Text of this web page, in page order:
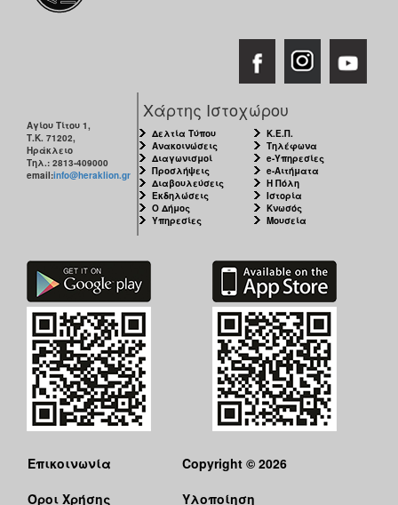
Αγίου Τίτου 1,
Τ.Κ. 71202,
Ηράκλειο
Τηλ.: 2813-409000
email:info@heraklion.gr
Χάρτης Ιστοχώρου
Δελτία Τύπου
Ανακοινώσεις
Διαγωνισμοί
Προσλήψεις
Διαβουλεύσεις
Εκδηλώσεις
Ο Δήμος
Υπηρεσίες
Κ.Ε.Π.
Τηλέφωνα
e-Υπηρεσίες
e-Αιτήματα
Η Πόλη
Ιστορία
Κνωσός
Μουσεία
Επικοινωνία
Όροι Χρήσης
Copyright © 2026
Υλοποίηση